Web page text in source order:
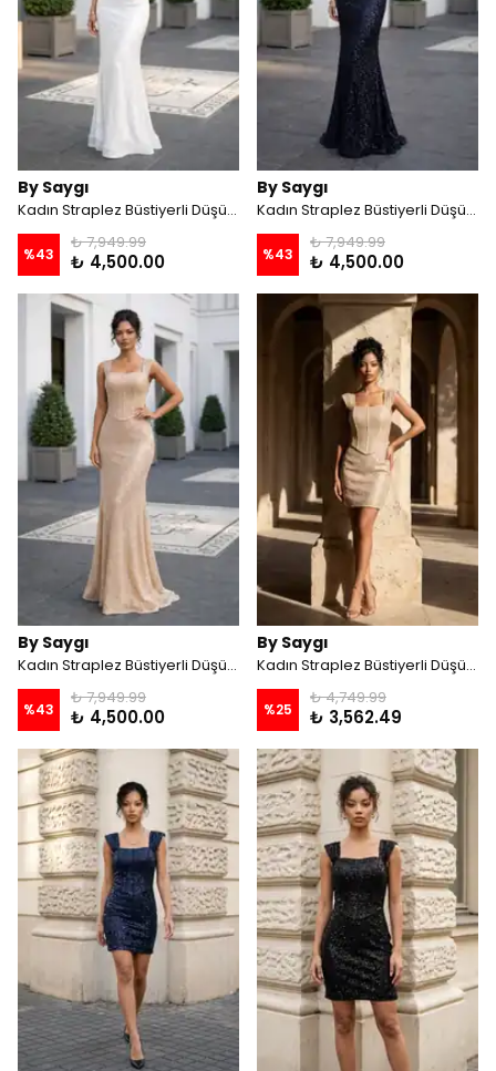
By Saygı
Kadın Straplez Büstiyerli Düşük Kollu Astarlı Belenli File Balık Elbise - Ekru
%43
₺ 7,949.99
₺ 4,500.00
By Saygı
Kadın Straplez Büstiyerli Düşük Kollu Astarlı Belenli File Balık Elbise - Lacivert
%43
₺ 7,949.99
₺ 4,500.00
By Saygı
Kadın Straplez Büstiyerli Düşük Kollu Astarlı Belenli File Balık Elbise - Gold
%43
₺ 7,949.99
₺ 4,500.00
By Saygı
Kadın Straplez Büstiyerli Düşük Kollu Astarlı Balenli Kısa File Elbise - Gold
%25
₺ 4,749.99
₺ 3,562.49